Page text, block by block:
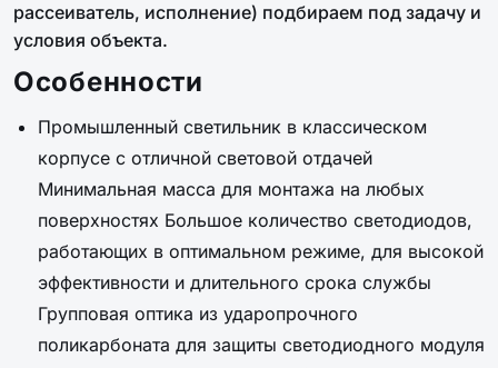
рассеиватель, исполнение) подбираем под задачу и
условия объекта.
Особенности
Промышленный светильник в классическом
корпусе с отличной световой отдачей
Минимальная масса для монтажа на любых
поверхностях Большое количество светодиодов,
работающих в оптимальном режиме, для высокой
эффективности и длительного срока службы
Групповая оптика из ударопрочного
поликарбоната для защиты светодиодного модуля